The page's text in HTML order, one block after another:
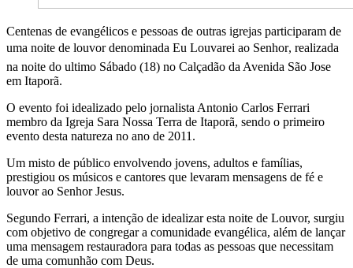
Centenas de evangélicos e pessoas de outras igrejas participaram de
uma noite de louvor denominada Eu Louvarei ao Senhor, realizada
na noite do ultimo Sábado (18) no Calçadão da Avenida São Jose
em Itaporã.
O evento foi idealizado pelo jornalista Antonio Carlos Ferrari
membro da Igreja Sara Nossa Terra de Itaporã, sendo o primeiro
evento desta natureza no ano de 2011.
Um misto de público envolvendo jovens, adultos e famílias,
prestigiou os músicos e cantores que levaram mensagens de fé e
louvor ao Senhor Jesus.
Segundo Ferrari, a intenção de idealizar esta noite de Louvor, surgiu
com objetivo de congregar a comunidade evangélica, além de lançar
uma mensagem restauradora para todas as pessoas que necessitam
de uma comunhão com Deus.